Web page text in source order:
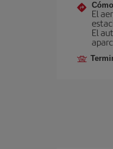
El
El